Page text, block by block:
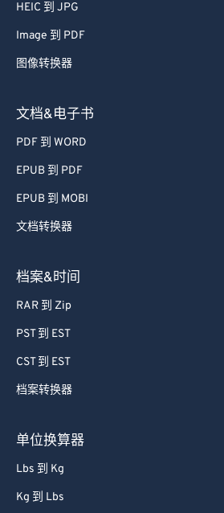
HEIC 到 JPG
Image 到 PDF
图像转换器
文档&电子书
PDF 到 WORD
EPUB 到 PDF
EPUB 到 MOBI
文档转换器
档案&时间
RAR 到 Zip
PST 到 EST
CST 到 EST
档案转换器
单位换算器
Lbs 到 Kg
Kg 到 Lbs